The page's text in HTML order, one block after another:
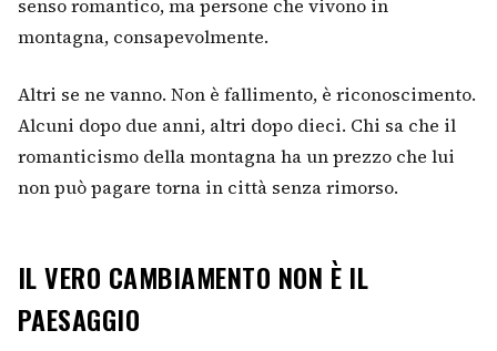
senso romantico, ma persone che vivono in
montagna, consapevolmente.
Altri se ne vanno. Non è fallimento, è riconoscimento.
Alcuni dopo due anni, altri dopo dieci. Chi sa che il
romanticismo della montagna ha un prezzo che lui
non può pagare torna in città senza rimorso.
IL VERO CAMBIAMENTO NON È IL
PAESAGGIO